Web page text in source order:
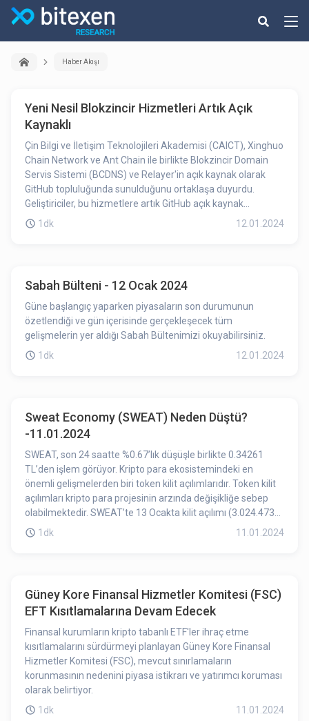
Haber Akışı
Yeni Nesil Blokzincir Hizmetleri Artık Açık
Kaynaklı
Çin Bilgi ve İletişim Teknolojileri Akademisi (CAICT), Xinghuo
Chain Network ve Ant Chain ile birlikte Blokzincir Domain
Servis Sistemi (BCDNS) ve Relayer'in açık kaynak olarak
GitHub topluluğunda sunulduğunu ortaklaşa duyurdu.
Geliştiriciler, bu hizmetlere artık GitHub açık kaynak
topluluğu üzerinden doğrudan erişebilirler.
1dk 12.01.2024
Sabah Bülteni - 12 Ocak 2024
Güne başlangıç yaparken piyasaların son durumunun
özetlendiği ve gün içerisinde gerçekleşecek tüm
gelişmelerin yer aldığı Sabah Bültenimizi okuyabilirsiniz.
1dk
12.01.2024
Sweat Economy (SWEAT) Neden Düştü?
-11.01.2024
SWEAT, son 24 saatte %0.67’lık düşüşle birlikte 0.34261
TL’den işlem görüyor. Kripto para ekosistemindeki en
önemli gelişmelerden biri token kilit açılımlarıdır. Token kilit
açılımları kripto para projesinin arzında değişikliğe sebep
olabilmektedir. SWEAT’te 13 Ocakta kilit açılımı (3.024.473
adet SWEAT) gerçekleştirilecek. Kilit açılımına az bir süre
1dk 11.01.2024
Güney Kore Finansal Hizmetler Komitesi (FSC)
EFT Kısıtlamalarına Devam Edecek
Finansal kurumların kripto tabanlı ETF'ler ihraç etme
kısıtlamalarını sürdürmeyi planlayan Güney Kore Finansal
Hizmetler Komitesi (FSC), mevcut sınırlamaların
korunmasının nedenini piyasa istikrarı ve yatırımcı koruması
olarak belirtiyor.
1dk
11.01.2024